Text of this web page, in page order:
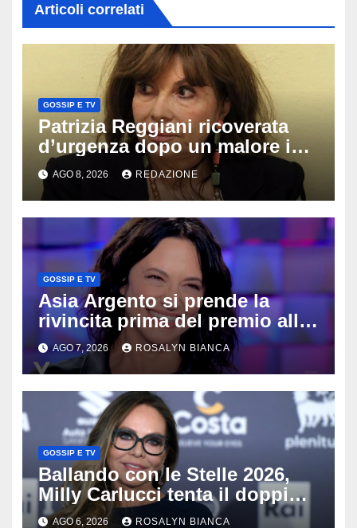
Articoli correlati
GOSSIP E TV
Patrizia Reggiani ricoverata
d’urgenza dopo un malore in
vacanza: come sta oggi l’ex
Lady Gucci
AGO 8, 2026 REDAZIONE
GOSSIP E TV
Asia Argento si prende la
rivincita prima del premio alla
carriera: «Mi chiamano
raccomandata e cagna»
AGO 7, 2026 ROSALYN BIANCA
GOSSIP E TV
Ballando con le Stelle 2026,
Milly Carlucci tenta il doppio
colpo: tra i papabili Ornella
AGO 6, 2026 ROSALYN BIANCA